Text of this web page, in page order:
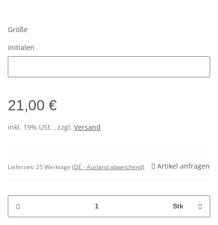
Größe
Initialen
21,00 €
inkl. 19% USt. , zzgl. Versand
Lieferzeit:25 Werktage (DE - Ausland abweichend) Artikel anfragen
Stk